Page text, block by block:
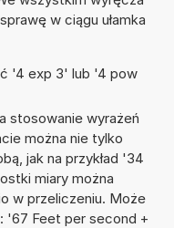
w ciągu ułamka
'4 exp 3' lub '4 pow
stosowanie wyrażeń
można nie tylko
jak na przykład '34
miary można
w przeliczeniu. Może
'67 Feet per second +